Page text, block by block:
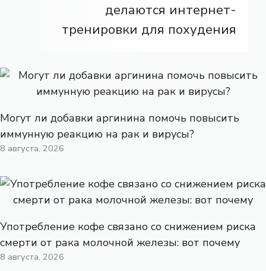
делаются интернет-
тренировки для похудения
Могут ли добавки аргинина помочь повысить
иммунную реакцию на рак и вирусы?
8 августа, 2026
Употребление кофе связано со снижением риска
смерти от рака молочной железы: вот почему
8 августа, 2026